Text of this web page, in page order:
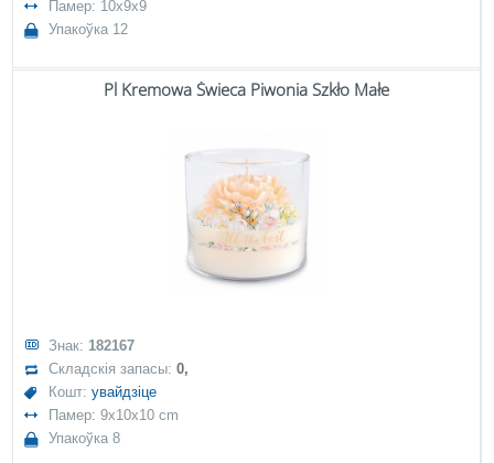
Памер: 10x9x9
Упакоўка 12
Pl Kremowa Świeca Piwonia Szkło Małe
Знак: 182167
Складскія запасы:0,
Кошт:увайдзіце
Памер: 9x10x10 cm
Упакоўка 8